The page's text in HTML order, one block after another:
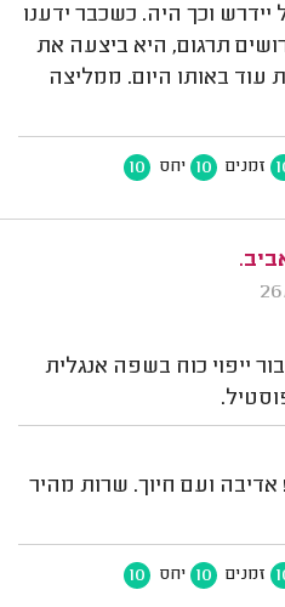
וכך היה. כשכבר ידענו
תרגום, היא ביצעה את
עוד באותו היום. ממליצה
זמנים 10 יחס 10
ייפוי כוח בשפה אנגלית
אדיבה ועם חיוך. שרות מהיר
זמנים 10 יחס 10